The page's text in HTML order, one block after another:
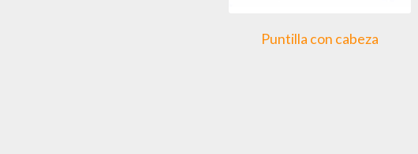
Puntilla con cabeza